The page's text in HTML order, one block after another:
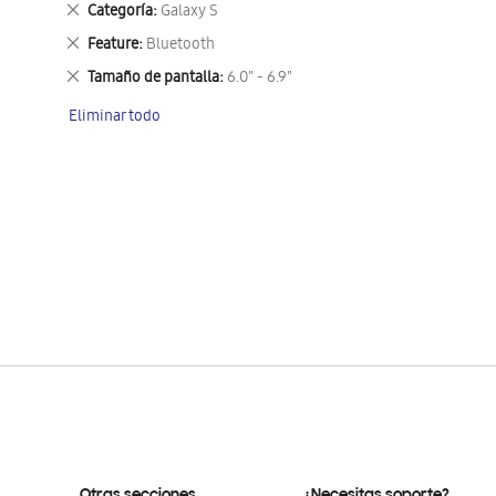
Categoría Galaxy S
Eliminar
este
artículo
Feature Bluetooth
Eliminar
este
artículo
Tamaño de pantalla 6.0" - 6.9"
Eliminar
artículo
Eliminar todo